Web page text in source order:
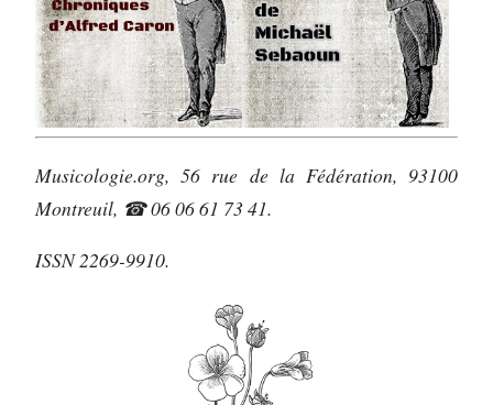
Musicologie.org, 56 rue de la Fédération, 93100
Montreuil, ☎ 06 06 61 73 41.
ISSN 2269-9910.